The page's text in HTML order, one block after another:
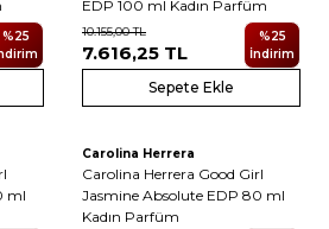
%25
EDP 100 ml Kadın Parfüm
10.155,00TL
7.616,25 TL
%25
İndirim
Sepete Ekle
ml
Yeni
Carolina Herrera
Carolina Herrera Good Girl
Jasmine Absolute EDP 80 ml
Kadın Parfüm